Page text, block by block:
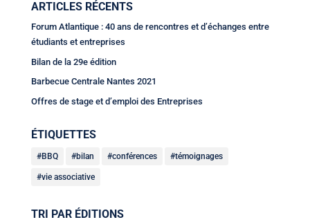
ARTICLES RÉCENTS
Forum Atlantique : 40 ans de rencontres et d’échanges entre
étudiants et entreprises
Bilan de la 29e édition
Barbecue Centrale Nantes 2021
Offres de stage et d’emploi des Entreprises
ÉTIQUETTES
BBQ bilan conférences témoignages
vie associative
TRI PAR ÉDITIONS